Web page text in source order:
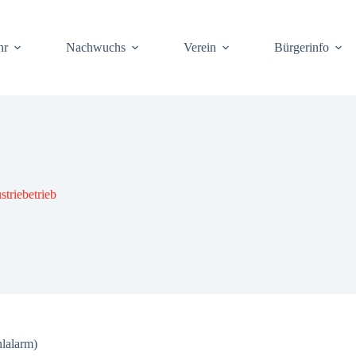
Nach­wuchs Ver­ein Bür­ger­info